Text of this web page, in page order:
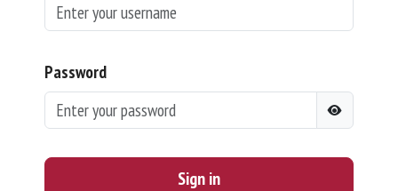
Password
Sign in